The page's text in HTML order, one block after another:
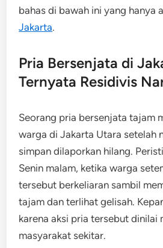
bahas di bawah ini yang hanya
Jakarta.
Pria Bersenjata di
Ternyata Residivis
Seorang pria bersenjata tajam
warga di Jakarta Utara setelah
simpan dilaporkan hilang.
Senin malam, ketika warga
tersebut berkeliaran sambil
tajam dan terlihat gelisah.
karena aksi pria tersebut dinilai
masyarakat sekitar.